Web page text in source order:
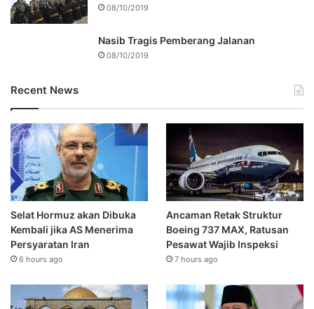
08/10/2019
Nasib Tragis Pemberang Jalanan
08/10/2019
Recent News
Selat Hormuz akan Dibuka
Kembali jika AS Menerima
Persyaratan Iran
6 hours ago
Ancaman Retak Struktur
Boeing 737 MAX, Ratusan
Pesawat Wajib Inspeksi
7 hours ago